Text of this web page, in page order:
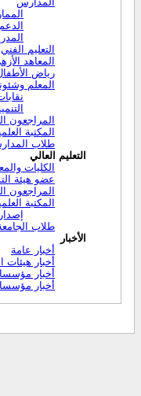
التعليم الفني
المعاهد
رياض
المعلم
المراجعون
المكتبة
طلاب
التعليم العالي
الكليات
عضو هيئة
المراجعون
المكتبة
طلاب
الأخبار
أخبار عامة
أخبار هيئات
أخبار
أخبار